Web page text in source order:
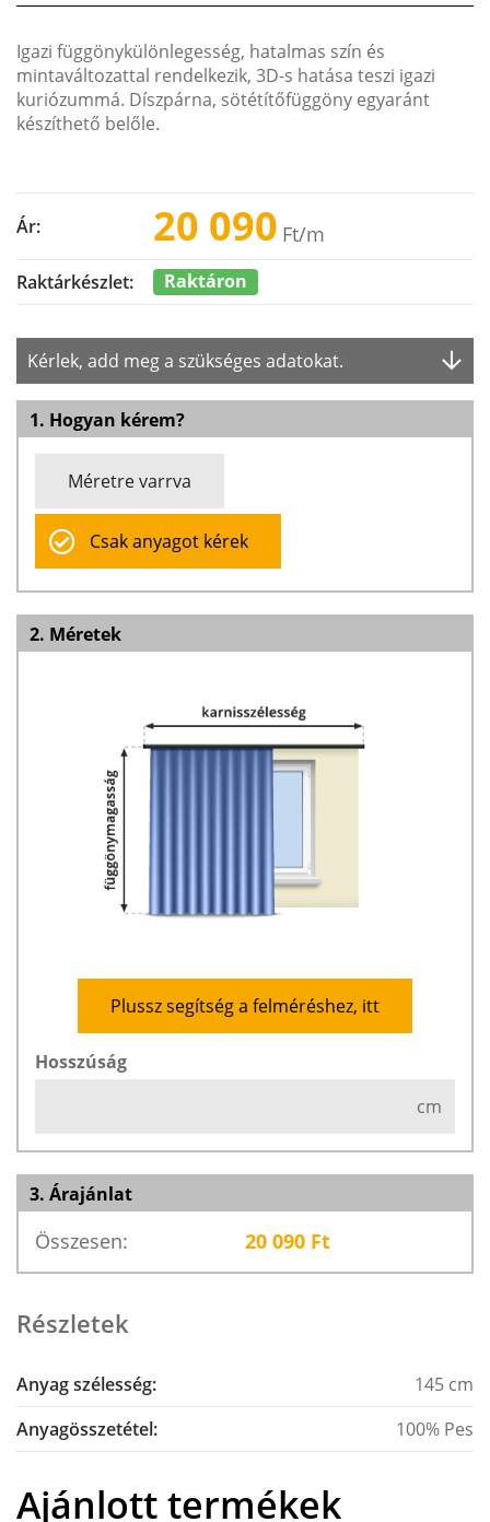
Igazi függönykülönlegesség, hatalmas szín és
mintaváltozattal rendelkezik, 3D-s hatása teszi igazi
kuriózummá. Díszpárna, sötétítőfüggöny egyaránt
készíthető belőle.
Ár: 20 090 Ft/m
Raktárkészlet: Raktáron
Kérlek, add meg a szükséges adatokat.
1. Hogyan kérem?
Méretre varrva
Csak anyagot kérek
2. Méretek
Plussz segítség a felméréshez, itt
Hosszúság
cm
3. Árajánlat
Összesen: 20 090 Ft
Részletek
Anyag szélesség:
145 cm
Anyagösszetétel:
100% Pes
Ajánlott termékek